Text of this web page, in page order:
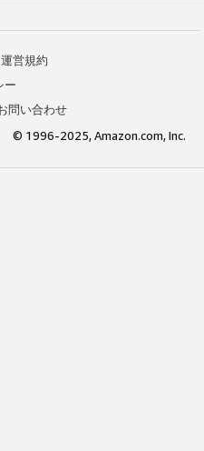
営規約
ー
問い合わせ
© 1996-2025, Amazon.com, Inc.